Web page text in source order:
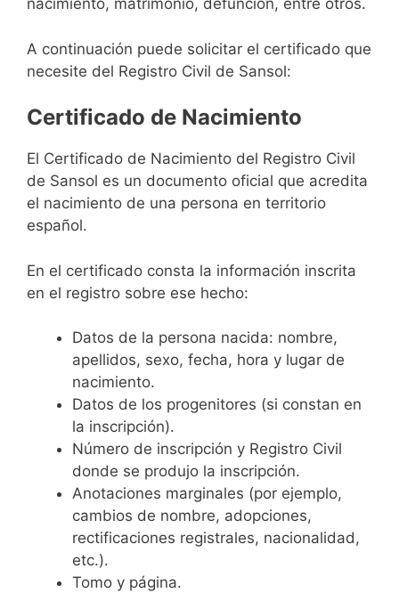
nacimiento, matrimonio, defunción, entre otros.
A continuación puede solicitar el certificado que
necesite del Registro Civil de Sansol:
Certificado de Nacimiento
El Certificado de Nacimiento del Registro Civil
de Sansol es un documento oficial que acredita
el nacimiento de una persona en territorio
español.
En el certificado consta la información inscrita
en el registro sobre ese hecho:
Datos de la persona nacida: nombre,
apellidos, sexo, fecha, hora y lugar de
nacimiento.
Datos de los progenitores (si constan en
la inscripción).
Número de inscripción y Registro Civil
donde se produjo la inscripción.
Anotaciones marginales (por ejemplo,
cambios de nombre, adopciones,
rectificaciones registrales, nacionalidad,
etc.).
Tomo y página.